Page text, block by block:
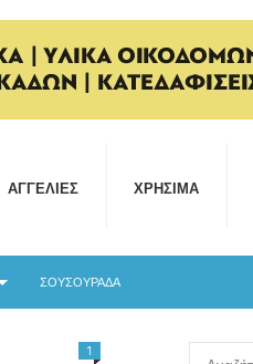
ΑΓΓΕΛΊΕΣ ΧΡΉΣΙΜΑ
ΣΟΥΣΟΥΡΆΔΑ
1